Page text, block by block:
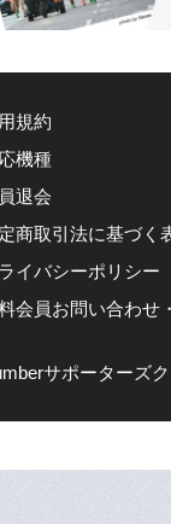
規約
機種
退会
商取引法に基づく
イバシーポリシー
会員お問い合わせ
サポーターズ